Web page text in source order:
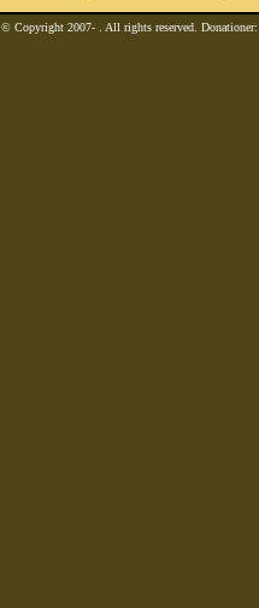
© Copyright 2007- . All rights reserved.